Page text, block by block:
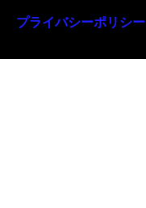
プライバシーポリシー